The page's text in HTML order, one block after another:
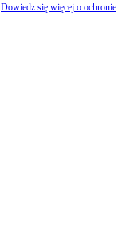
Dowiedz się więcej o ochronie